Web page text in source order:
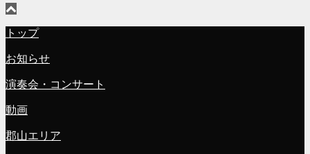
トップ
お知らせ
演奏会・コンサート
動画
郡山エリア